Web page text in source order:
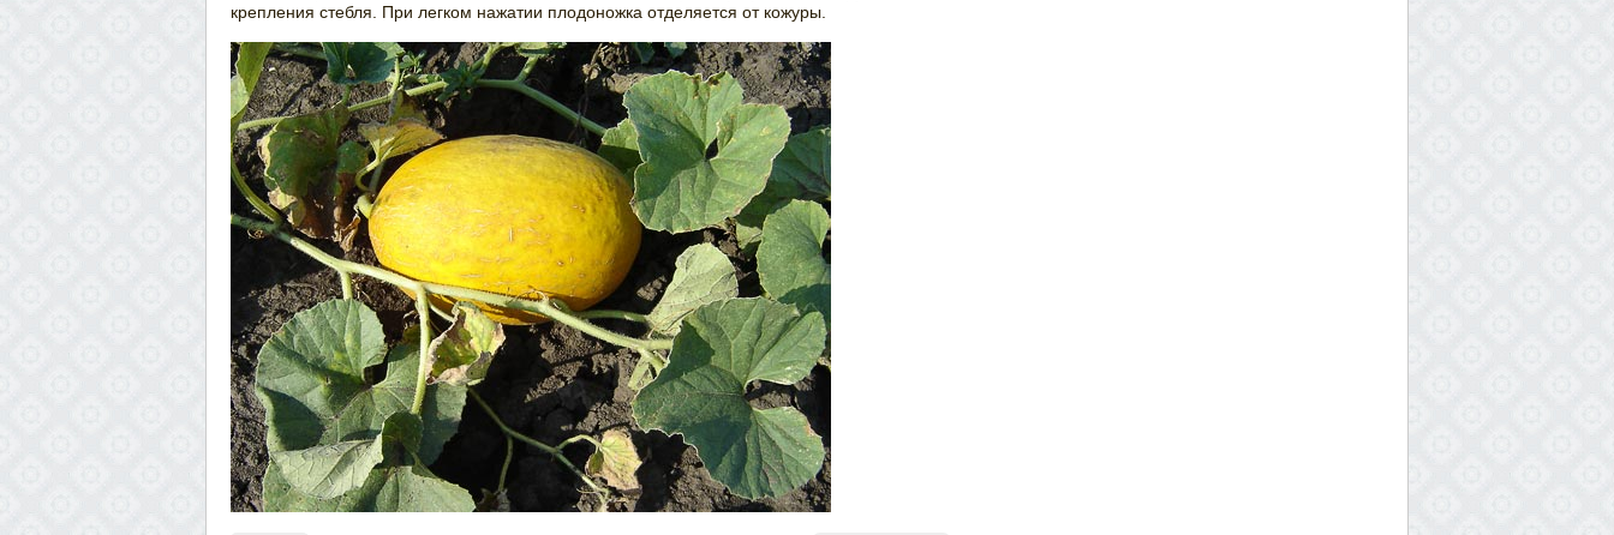
крепления стебля. При легком нажатии плодоножка отделяется от кожуры.